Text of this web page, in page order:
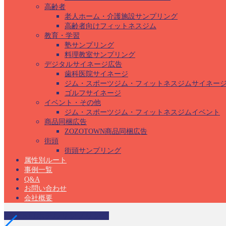
高齢者
老人ホーム・介護施設サンプリング
高齢者向けフィットネスジム
教育・学習
塾サンプリング
料理教室サンプリング
デジタルサイネージ広告
歯科医院サイネージ
ジム・スポーツジム・フィットネスジムサイネー
ゴルフサイネージ
イベント・その他
ジム・スポーツジム・フィットネスジムイベント
商品同梱広告
ZOZOTOWN商品同梱広告
街頭
街頭サンプリング
属性別ルート
事例一覧
Q&A
お問い合わせ
会社概要
ペット可ホテルサンプリング